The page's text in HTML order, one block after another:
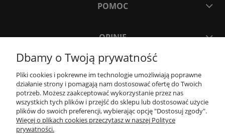
POMOC
OPINIE
MOJE KONTO
PŁATNOŚCI I DOSTAWA
Dbamy o Twoją prywatność
Pliki cookies i pokrewne im technologie umożliwiają poprawne
działanie strony i pomagają nam dostosować ofertę do Twoich
potrzeb. Możesz zaakceptować wykorzystanie przez nas
wszystkich tych plików i przejść do sklepu lub dostosować użycie
plików do swoich preferencji, wybierając opcję "Dostosuj zgody".
Więcej o plikach cookies przeczytasz w naszej Polityce
prywatności.